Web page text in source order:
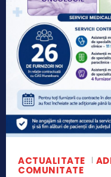
ACTUALITATE
COMUNITATE